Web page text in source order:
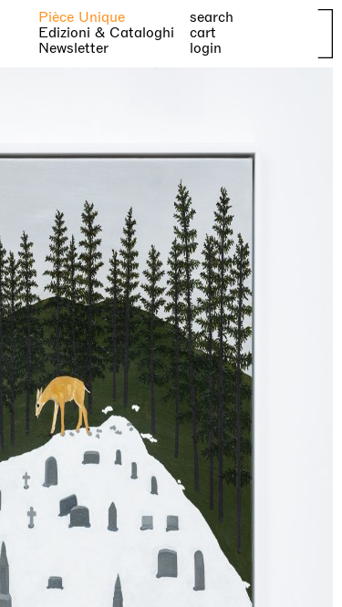
Pièce Unique
Edizioni & Cataloghi
Newsletter
search
cart
login